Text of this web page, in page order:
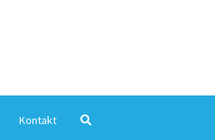
Kontakt